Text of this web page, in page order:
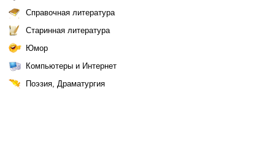
Справочная литература
Старинная литература
Юмор
Компьютеры и Интернет
Поэзия, Драматургия